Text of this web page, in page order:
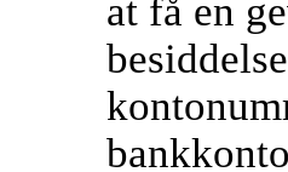
at få en